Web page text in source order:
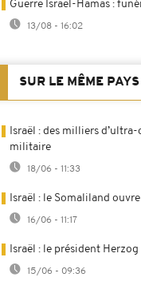
Guerre Israël-Hamas :
13/08 - 16:02
SUR LE MÊME PAYS
Israël : des milliers
militaire
18/06 - 11:33
Israël : le Somaliland
16/06 - 11:17
Israël : le président
15/06 - 09:36